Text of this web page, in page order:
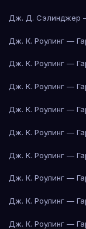
Дж. Д. Сэлинджер
Дж. К. Роулинг —
Дж. К. Роулинг —
Дж. К. Роулинг —
Дж. К. Роулинг —
Дж. К. Роулинг —
Дж. К. Роулинг —
Дж. К. Роулинг —
Дж. К. Роулинг —
Дж. К. Роулинг —